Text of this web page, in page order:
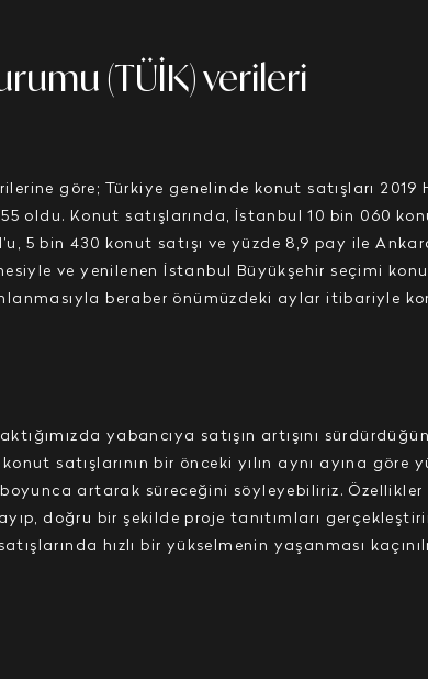
(TÜİK) verileri
göre; Türkiye genelinde konut satışları 2019
oldu. Konut satışlarında, İstanbul 10 bin 060
5 bin 430 konut satışı ve yüzde 8,9 pay ile
ve yenilenen İstanbul Büyükşehir seçimi
beraber önümüzdeki aylar itibariyle
yabancıya satışın artışını
satışlarının bir önceki yılın aynı ayına
boyunca artarak süreceğini söyleyebiliriz.
doğru bir şekilde proje tanıtımları
hızlı bir yükselmenin yaşanması